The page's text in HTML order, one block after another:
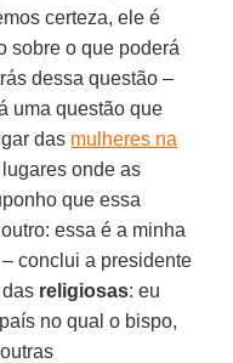
certeza, ele é
sobre o que poderá
dessa questão –
uma questão que
das mulheres na
onde as
que essa
essa é a minha
conclui a presidente
religiosas: eu
no qual o bispo,